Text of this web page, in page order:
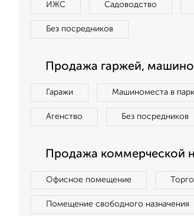
ИЖС Садоводство
Без посредников
Продажа гаржей,
Гаражи Машиноместа в
Агенство Без посредников
Продажа коммерческой
Офисное помещение
Помещение свободного назначения